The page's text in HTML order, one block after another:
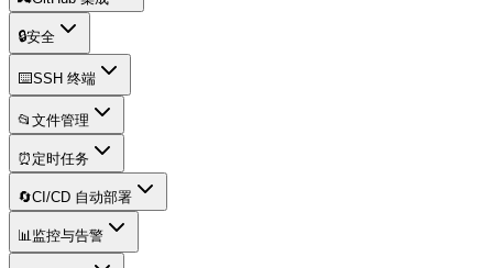
🔒安全
⌨️SSH 终端
📂 文件管理
⏰ 定时任务
🔄CI/CD 自动部署
📊监控与告警